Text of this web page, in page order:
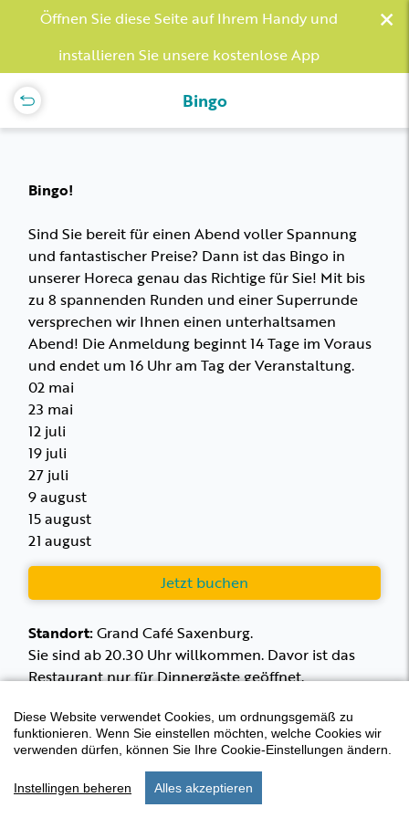
Öffnen Sie diese Seite auf Ihrem Handy und
installieren Sie unsere kostenlose App
×
Bingo
Bingo!
Sind Sie bereit für einen Abend voller Spannung
und fantastischer Preise? Dann ist das Bingo in
unserer Horeca genau das Richtige für Sie! Mit bis
zu 8 spannenden Runden und einer Superrunde
versprechen wir Ihnen einen unterhaltsamen
Abend! Die Anmeldung beginnt 14 Tage im Voraus
und endet um 16 Uhr am Tag der Veranstaltung.
02 mai
23 mai
12 juli
19 juli
27 juli
9 august
15 august
21 august
Jetzt buchen
Standort:Grand Café Saxenburg.
Sie sind ab 20.30 Uhr willkommen. Davor ist das
Restaurant nur für Dinnergäste geöffnet.
start aufenthalt einstellungen
Diese Website verwendet Cookies, um ordnungsgemäß zu
funktionieren. Wenn Sie einstellen möchten, welche Cookies wir
verwenden dürfen, können Sie Ihre Cookie-Einstellungen ändern.
Instellingen beheren Alles akzeptieren